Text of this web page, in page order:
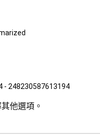
- 248230587613194
他選項。